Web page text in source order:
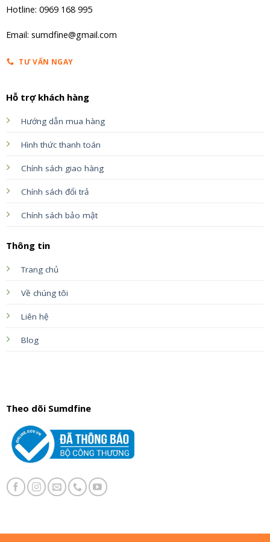
Hotline: 0969 168 995
Email: sumdfine@gmail.com
TƯ VẤN NGAY
Hỗ trợ khách hàng
Hướng dẫn mua hàng
Hình thức thanh toán
Chính sách giao hàng
Chính sách đổi trả
Chính sách bảo mật
Thông tin
Trang chủ
Về chúng tôi
Liên hệ
Blog
Theo dõi Sumdfine